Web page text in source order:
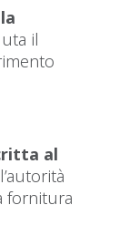
il
al
fornitura